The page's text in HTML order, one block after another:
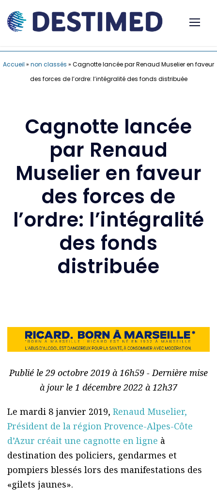
Accueil » non classés » Cagnotte lancée par Renaud Muselier en faveur
des forces de l’ordre: l’intégralité des fonds distribuée
Cagnotte lancée
par Renaud
Muselier en faveur
des forces de
l’ordre: l’intégralité
des fonds
distribuée
Publié le 29 octobre 2019 à 16h59 - Dernière mise
à jour le 1 décembre 2022 à 12h37
Le mardi 8 janvier 2019, Renaud Muselier,
Président de la région Provence-Alpes-Côte
d’Azur créait une cagnotte en ligne à
destination des policiers, gendarmes et
pompiers blessés lors des manifestations des
«gilets jaunes».